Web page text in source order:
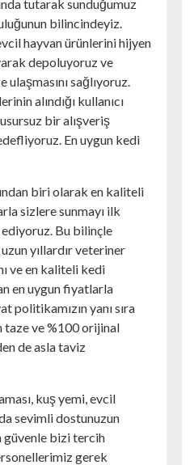
tutarak sunduğumuz
bilincindeyiz.
hayvan ürünlerini hijyen
depoluyoruz ve
sağlıyoruz.
alındığı kullanıcı
bir alışveriş
En uygun kedi
biri olarak en kaliteli
sizlere sunmayı ilk
Bu bilinçle
yıllardır veteriner
ve en kaliteli kedi
en uygun fiyatlarla
politikamızın yanı sıra
taze ve %100 orijinal
de asla taviz
kuş yemi, evcil
sevimli dostunuzun
güvenle bizi tercih
gerek